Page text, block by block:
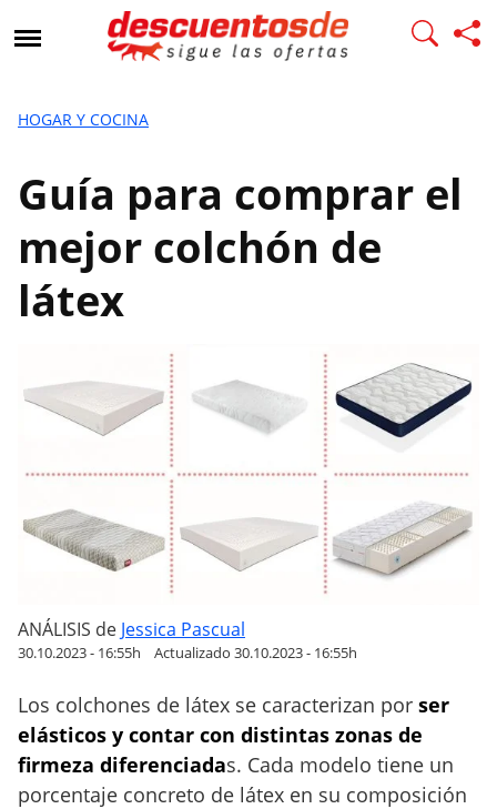
HOGAR Y COCINA
Guía para comprar el
mejor colchón de
látex
ANÁLISIS de Jessica Pascual
30.10.2023 - 16:55h Actualizado 30.10.2023 - 16:55h
Los colchones de látex se caracterizan por ser
elásticos y contar con distintas zonas de
firmeza diferenciadas. Cada modelo tiene un
porcentaje concreto de látex en su composición